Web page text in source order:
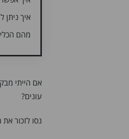
איך
מהם
עונים?
נסו לזכור